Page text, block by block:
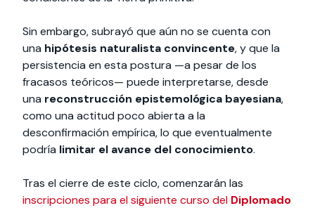
Sin embargo, subrayó que aún no se cuenta con
una hipótesis naturalista convincente, y que la
persistencia en esta postura —a pesar de los
fracasos teóricos— puede interpretarse, desde
una reconstrucción epistemológica bayesiana,
como una actitud poco abierta a la
desconfirmación empírica, lo que eventualmente
podría limitar el avance del conocimiento.
Tras el cierre de este ciclo, comenzarán las
inscripciones para el siguiente curso del Diplomado